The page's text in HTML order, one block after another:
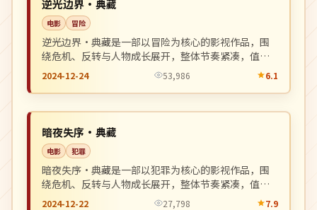
逆光边界·典藏
电影 冒险
逆光边界·典藏是一部以冒险为核心的影视作品，围
绕危机、反转与人物成长展开，整体节奏紧凑，值得
推荐观看。
2024-12-24 53,986 6.1
韩国
暗夜失序·典藏
电影 犯罪
暗夜失序·典藏是一部以犯罪为核心的影视作品，围
绕危机、反转与人物成长展开，整体节奏紧凑，值得
推荐观看。
2024-12-22 27,798 7.9